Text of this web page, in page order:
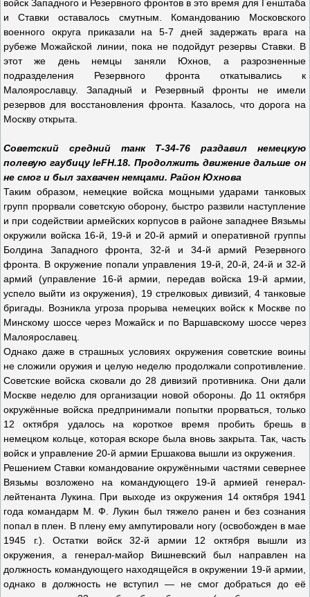
войск Западного и Резервного фронтов в это время для Генштаба
и Ставки оставалось смутным. Командованию Московского
военного округа приказали на 5-7 дней задержать врага на
рубеже Можайской линии, пока не подойдут резервы Ставки. В
этот же день немцы заняли Юхнов, а разрозненные
подразделения Резервного фронта откатывались к
Малоярославцу. Западный и Резервный фронты не имели
резервов для восстановления фронта. Казалось, что дорога на
Москву открыта.
Советский средний танк Т-34-76 раздавил немецкую
полевую гаубицу leFH.18. Продолжить движение дальше он
не смог и был захвачен немцами. Район Юхнова
Таким образом, немецкие войска мощными ударами танковых
групп прорвали советскую оборону, быстро развили наступление
и при содействии армейских корпусов в районе западнее Вязьмы
окружили войска 16-й, 19-й и 20-й армий и оперативной группы
Болдина Западного фронта, 32-й и 34-й армий Резервного
фронта. В окружение попали управления 19-й, 20-й, 24-й и 32-й
армий (управление 16-й армии, передав войска 19-й армии,
успело выйти из окружения), 19 стрелковых дивизий, 4 танковые
бригады. Возникла угроза прорыва немецких войск к Москве по
Минскому шоссе через Можайск и по Варшавскому шоссе через
Малоярославец.
Однако даже в страшных условиях окружения советские воины
не сложили оружия и целую неделю продолжали сопротивление.
Советские войска сковали до 28 дивизий противника. Они дали
Москве неделю для организации новой обороны. До 11 октября
окружённые войска предпринимали попытки прорваться, только
12 октября удалось на короткое время пробить брешь в
немецком кольце, которая вскоре была вновь закрыта. Так, часть
войск и управление 20-й армии Ершакова вышли из окружения.
Решением Ставки командование окружёнными частями севернее
Вязьмы возложено на командующего 19-й армией генерал-
лейтенанта Лукина. При выходе из окружения 14 октября 1941
года командарм М. Ф. Лукин был тяжело ранен и без сознания
попал в плен. В плену ему ампутировали ногу (освобожден в мае
1945 г.). Остатки войск 32-й армии 12 октября вышли из
окружения, а генерал-майор Вишневский был направлен на
должность командующего находящейся в окружении 19-й армии,
однако в должность не вступил — не смог добраться до её